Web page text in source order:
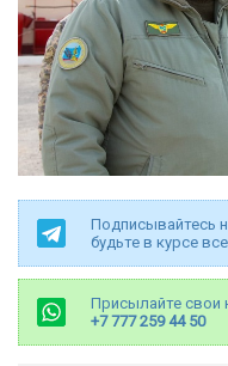
Подписывайтесь
будьте в курсе
Присылайте свои
+7 777 259 44 50